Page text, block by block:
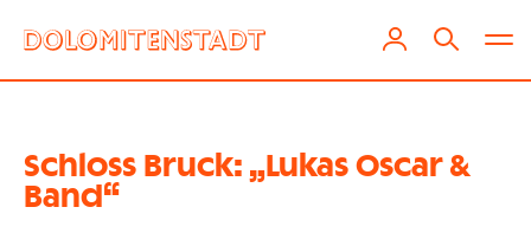
Schloss Bruck: „Lukas Oscar &
Band“